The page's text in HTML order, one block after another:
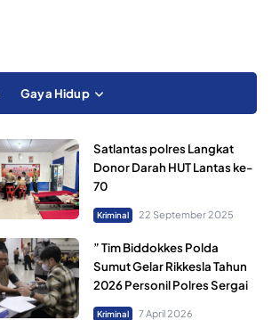
Gaya Hidup
Satlantas polres Langkat
Donor Darah HUT Lantas ke-
70
Kriminal 22 September 2025
” Tim Biddokkes Polda
Sumut Gelar Rikkesla Tahun
2026 Personil Polres Sergai
Kriminal 7 April 2026